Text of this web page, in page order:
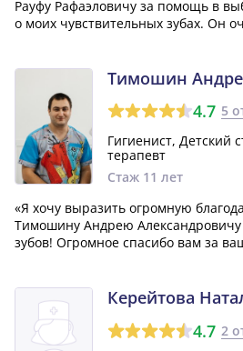
Рауфу Рафаэловичу за помощь в
о моих чувствительных зубах. Он
Тимошин
4.7 5
Гигиенист, Детский
терапевт
Стаж 11 лет
«Я хочу выразить огромную
Тимошину Андрею
зубов! Огромное спасибо вам за
благодарны! 😊»Керейтова
4.7 2